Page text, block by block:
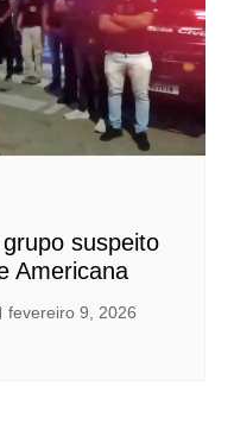
suspeito
Americana
fevereiro 9, 2026